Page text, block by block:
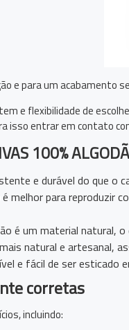
e para um acabamento
e flexibilidade de
isso entrar em contato
100%
e durável do que
melhor para reproduzir
é um material natural,
natural e artesanal,
e fácil de ser
corretas
incluindo: